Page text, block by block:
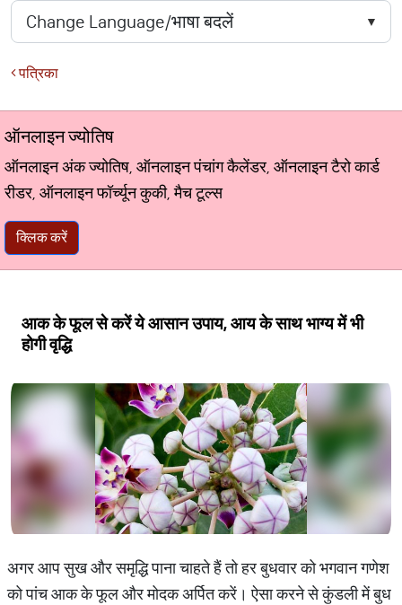
पत्रिका
ऑनलाइन ज्योतिष
ऑनलाइन अंक ज्योतिष, ऑनलाइन पंचांग कैलेंडर, ऑनलाइन टैरो कार्ड
रीडर, ऑनलाइन फॉर्च्यून कुकी, मैच टूल्स
क्लिक करें
आक के फूल से करें ये आसान उपाय, आय के साथ भाग्य में भी
होगी वृद्धि
अगर आप सुख और समृद्धि पाना चाहते हैं तो हर बुधवार को भगवान गणेश
को पांच आक के फूल और मोदक अर्पित करें। ऐसा करने से कुंडली में बुध